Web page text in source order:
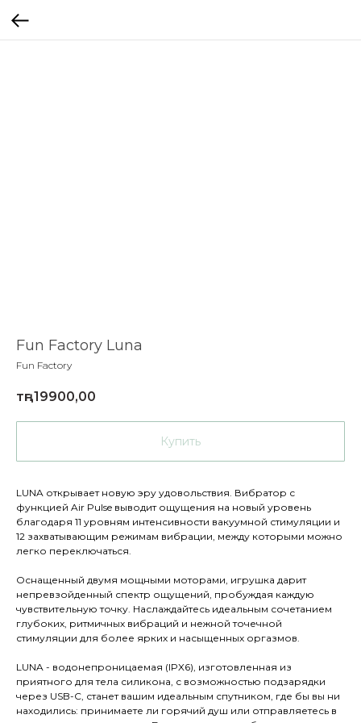
Fun Factory Luna
Fun Factory
тңг.19900,00
Купить
LUNA открывает новую эру удовольствия. Вибратор с
функцией Air Pulse выводит ощущения на новый уровень
благодаря 11 уровням интенсивности вакуумной стимуляции и
12 захватывающим режимам вибрации, между которыми можно
легко переключаться.
Оснащенный двумя мощными моторами, игрушка дарит
непревзойденный спектр ощущений, пробуждая каждую
чувствительную точку. Наслаждайтесь идеальным сочетанием
глубоких, ритмичных вибраций и нежной точечной
стимуляции для более ярких и насыщенных оргазмов.
LUNA - водонепроницаемая (IPX6), изготовленная из
приятного для тела силикона, с возможностью подзарядки
через USB-C, станет вашим идеальным спутником, где бы вы ни
находились: принимаете ли горячий душ или отправляетесь в